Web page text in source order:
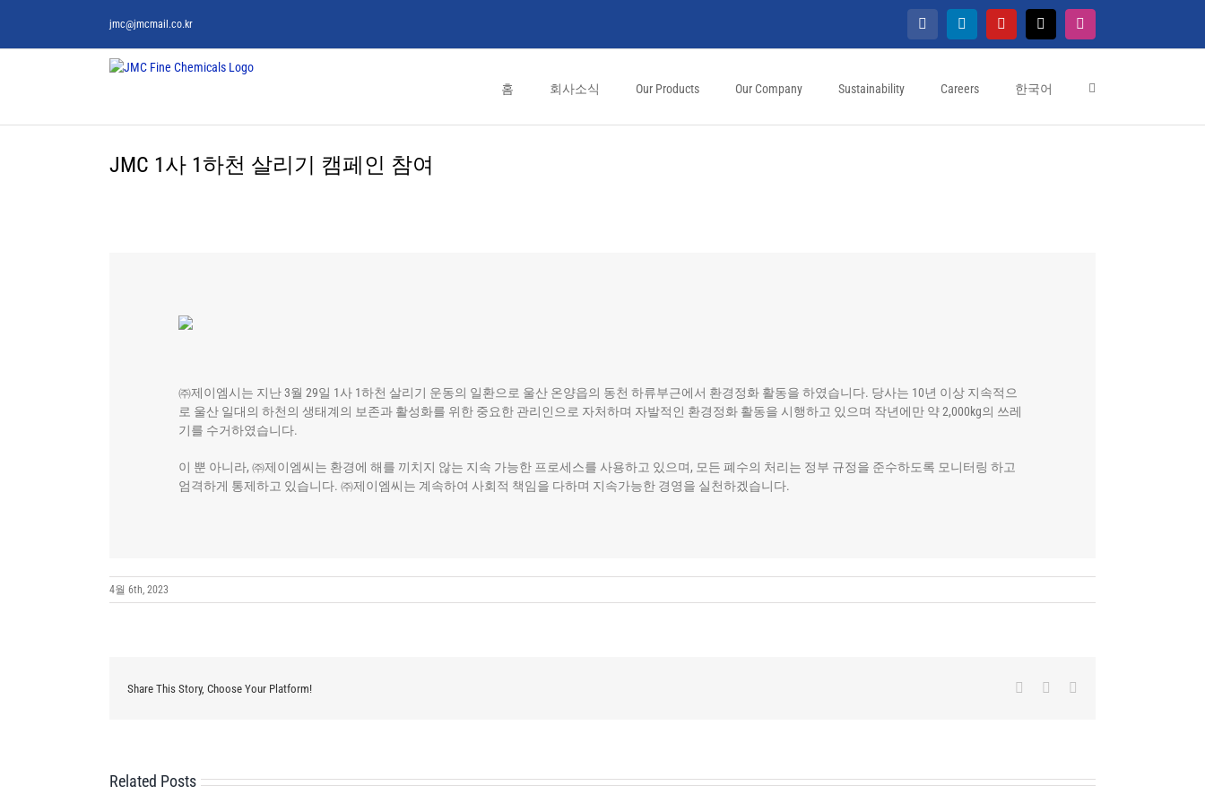
content
jmc@jmcmail.co.kr FacebookLinkedInYouTube
X Instagram
홈 회사소식 Our Products Our Company Sustainability Careers 한국어
JMC 1사 1하천 살리기 캠페인 참여
㈜제이엠시는 지난 3월 29일 1사 1하천 살리기 운동의 일환으로 울산 온양읍의 동천 하류부근에서 환경정화 활동을 하였습니다. 당사는 10년 이상 지속적으
로 울산 일대의 하천의 생태계의 보존과 활성화를 위한 중요한 관리인으로 자처하며 자발적인 환경정화 활동을 시행하고 있으며 작년에만 약 2,000kg의 쓰레
기를 수거하였습니다.
이 뿐 아니라, ㈜제이엠씨는 환경에 해를 끼치지 않는 지속 가능한 프로세스를 사용하고 있으며, 모든 폐수의 처리는 정부 규정을 준수하도록 모니터링 하고
엄격하게 통제하고 있습니다. ㈜제이엠씨는 계속하여 사회적 책임을 다하며 지속가능한 경영을 실천하겠습니다.
4월 6th, 2023
Share This Story, Choose Your Platform! Facebook
Related Posts